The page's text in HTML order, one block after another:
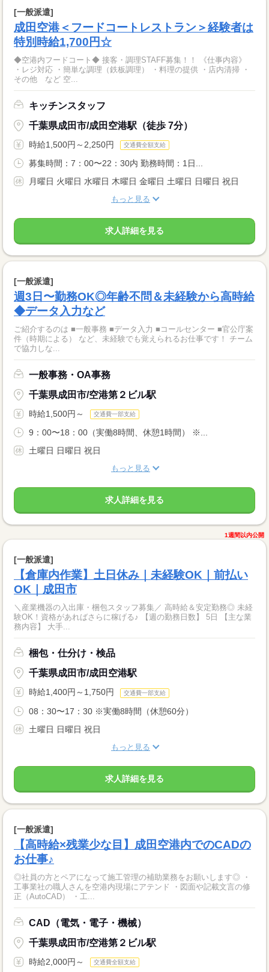
[一般派遣]
成田空港＜フードコートレストラン＞経験者は
特別時給1,700円☆
◆空港内フードコート◆ 接客・調理STAFF募集！！ 《仕事内容》
・レジ対応 ・簡単な調理（鉄板調理） ・料理の提供 ・店内清掃 ・
その他 など 空...
キッチンスタッフ
千葉県成田市/成田空港駅（徒歩 7分）
時給1,500円～2,250円 交通費全額支給
募集時間：7：00〜22：30内 勤務時間：1日...
月曜日 火曜日 水曜日 木曜日 金曜日 土曜日 日曜日 祝日
もっと見る
求人詳細を見る
[一般派遣]
週3日〜勤務OK◎年齢不問＆未経験から高時給
◆データ入力など
ご紹介するのは ■一般事務 ■データ入力 ■コールセンター ■官公庁案
件（時期による） など、未経験でも覚えられるお仕事です！ チーム
で協力しな...
一般事務・OA事務
千葉県成田市/空港第２ビル駅
時給1,500円～ 交通費一部支給
9：00〜18：00（実働8時間、休憩1時間） ※...
土曜日 日曜日 祝日
もっと見る
求人詳細を見る
1週間以内公開
[一般派遣]
【倉庫内作業】土日休み｜未経験OK｜前払い
OK｜成田市
＼産業機器の入出庫・梱包スタッフ募集／ 高時給＆安定勤務◎ 未経
験OK！資格があればさらに稼げる♪ 【週の勤務日数】 5日 【主な業
務内容】 大手...
梱包・仕分け・検品
千葉県成田市/成田空港駅
時給1,400円～1,750円 交通費一部支給
08：30〜17：30 ※実働8時間（休憩60分）
土曜日 日曜日 祝日
もっと見る
求人詳細を見る
[一般派遣]
【高時給×残業少な目】成田空港内でのCADの
お仕事♪
◎社員の方とペアになって施工管理の補助業務をお願いします◎ ・
工事業社の職人さんを空港内現場にアテンド ・図面や記載文言の修
正（AutoCAD） ・工...
CAD（電気・電子・機械）
千葉県成田市/空港第２ビル駅
時給2,000円～ 交通費全額支給